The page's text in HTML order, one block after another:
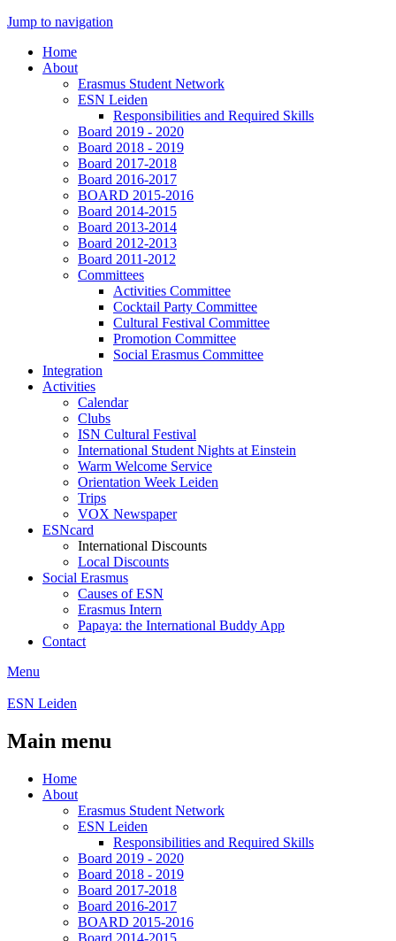
Jump to navigation
Home
About
Erasmus Student Network
ESN Leiden
Responsibilities and Required Skills
Board 2019 - 2020
Board 2018 - 2019
Board 2017-2018
Board 2016-2017
BOARD 2015-2016
Board 2014-2015
Board 2013-2014
Board 2012-2013
Board 2011-2012
Committees
Activities Committee
Cocktail Party Committee
Cultural Festival Committee
Promotion Committee
Social Erasmus Committee
Integration
Activities
Calendar
Clubs
ISN Cultural Festival
International Student Nights at Einstein
Warm Welcome Service
Orientation Week Leiden
Trips
VOX Newspaper
ESNcard
International Discounts
Local Discounts
Social Erasmus
Causes of ESN
Erasmus Intern
Papaya: the International Buddy App
Contact
Menu
ESN Leiden
Main menu
Home
About
Erasmus Student Network
ESN Leiden
Responsibilities and Required Skills
Board 2019 - 2020
Board 2018 - 2019
Board 2017-2018
Board 2016-2017
BOARD 2015-2016
Board 2014-2015